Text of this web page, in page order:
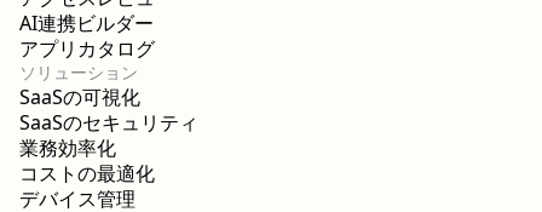
AI連携ビルダー
アプリカタログ
ソリューション
SaaSの可視化
SaaSのセキュリティ
業務効率化
コストの最適化
デバイス管理